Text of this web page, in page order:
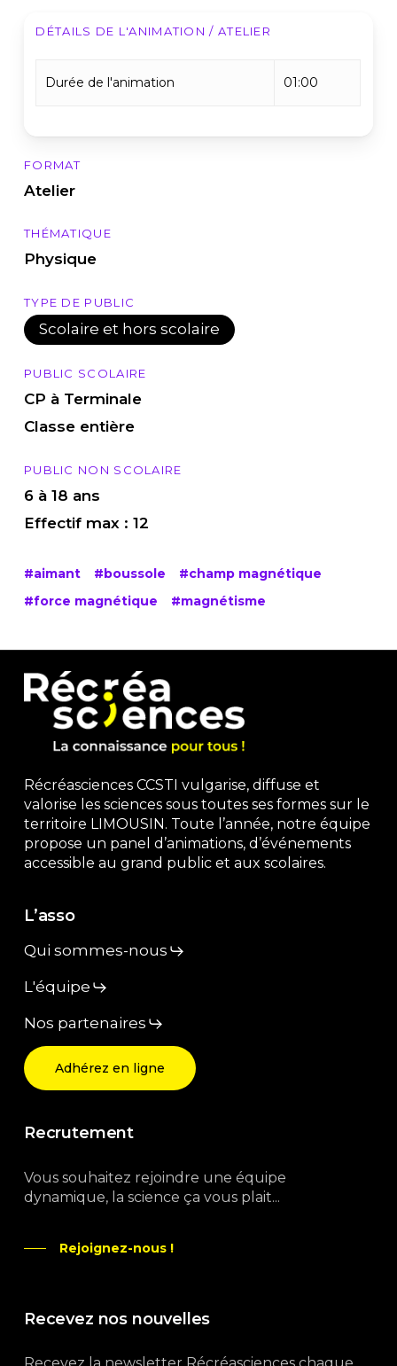
DÉTAILS DE L'ANIMATION / ATELIER
Durée de l'animation 01:00
FORMAT
Atelier
THÉMATIQUE
Physique
TYPE DE PUBLIC
Scolaire et hors scolaire
PUBLIC SCOLAIRE
CP à Terminale
Classe entière
PUBLIC NON SCOLAIRE
6 à 18 ans
Effectif max : 12
#aimant #boussole
#champ magnétique
#force magnétique
#magnétisme
Récréasciences CCSTI vulgarise, diffuse et
valorise les sciences sous toutes ses formes sur le
territoire LIMOUSIN. Toute l’année, notre équipe
propose un panel d’animations, d’événements
accessible au grand public et aux scolaires.
L’asso
Qui sommes-nous
L'équipe
Nos partenaires
Adhérez en ligne
Recrutement
Vous souhaitez rejoindre une équipe
dynamique, la science ça vous plait...
Rejoignez-nous !
Recevez nos nouvelles